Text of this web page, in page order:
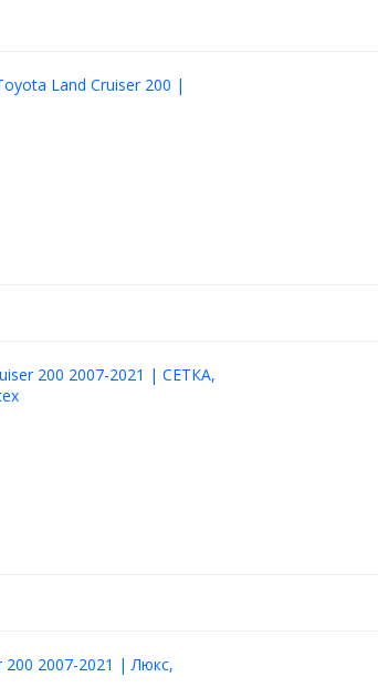
Land Cruiser 200 |
200 2007-2021 | СЕТКА,
200 2007-2021 | Люкс,